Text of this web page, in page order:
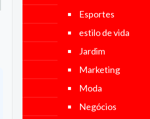
objetivo é
notícias
imparciais
atualizadas,
abrangendo
uma ampla
categorias,
Esportes
estilo de vida
Jardim
Marketing
Moda
Negócios